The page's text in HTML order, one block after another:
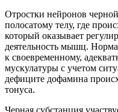
Отростки нейронов
полосатому телу, где
который оказывает
деятельность мышц.
к своевременному,
мускулатуры с учетом
дефиците дофамина
тонуса.